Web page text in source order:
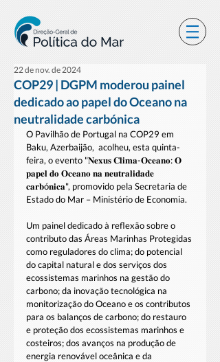
COP29 | DGPM moderou painel
dedicado ao papel do Oceano na
neutralidade carbónica
22 de nov. de 2024
O Pavilhão de Portugal na COP29 em
Baku, Azerbaijão,  acolheu, esta quinta-
feira, o evento "𝐍𝐞𝐱𝐮𝐬 𝐂𝐥𝐢𝐦𝐚-𝐎𝐜𝐞𝐚𝐧𝐨: 𝐎
𝐩𝐚𝐩𝐞𝐥 𝐝𝐨 𝐎𝐜𝐞𝐚𝐧𝐨 𝐧𝐚 𝐧𝐞𝐮𝐭𝐫𝐚𝐥𝐢𝐝𝐚𝐝𝐞
𝐜𝐚𝐫𝐛ó𝐧𝐢𝐜𝐚", promovido pela Secretaria de
Estado do Mar – Ministério de Economia.
Um painel dedicado à reflexão sobre o
contributo das Áreas Marinhas Protegidas
como reguladores do clima; do potencial
do capital natural e dos serviços dos
ecossistemas marinhos na gestão do
carbono; da inovação tecnológica na
monitorização do Oceano e os contributos
para os balanços de carbono; do restauro
e proteção dos ecossistemas marinhos e
costeiros; dos avanços na produção de
energia renovável oceânica e da